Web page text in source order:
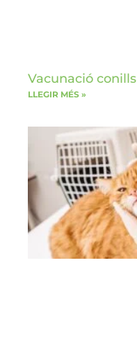
Vacunació conills
LLEGIR MÉS »